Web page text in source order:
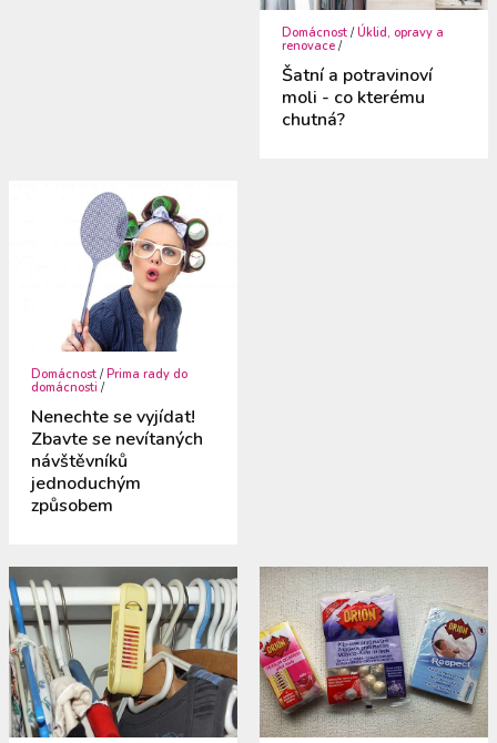
Domácnost /Úklid, opravy a
renovace /
Šatní a potravinoví
moli - co kterému
chutná?
Domácnost /Prima rady do
domácnosti /
Nenechte se vyjídat!
Zbavte se nevítaných
návštěvníků
jednoduchým
způsobem